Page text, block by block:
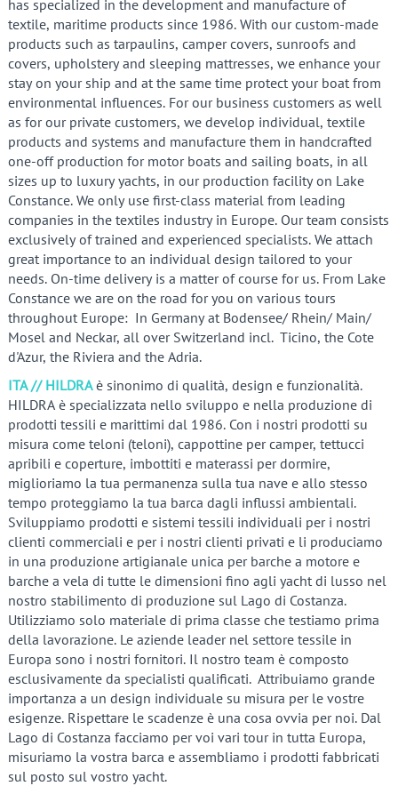
has specialized in the development and manufacture of
textile, maritime products since 1986. With our custom-made
products such as tarpaulins, camper covers, sunroofs and
covers, upholstery and sleeping mattresses, we enhance your
stay on your ship and at the same time protect your boat from
environmental influences. For our business customers as well
as for our private customers, we develop individual, textile
products and systems and manufacture them in handcrafted
one-off production for motor boats and sailing boats, in all
sizes up to luxury yachts, in our production facility on Lake
Constance. We only use first-class material from leading
companies in the textiles industry in Europe. Our team consists
exclusively of trained and experienced specialists. We attach
great importance to an individual design tailored to your
needs. On-time delivery is a matter of course for us. From Lake
Constance we are on the road for you on various tours
throughout Europe: In Germany at Bodensee/ Rhein/ Main/
Mosel and Neckar, all over Switzerland incl. Ticino, the Cote
d'Azur, the Riviera and the Adria.
ITA // HILDRAè sinonimo di qualità, design e funzionalità.
HILDRA è specializzata nello sviluppo e nella produzione di
prodotti tessili e marittimi dal 1986. Con i nostri prodotti su
misura come teloni (teloni), cappottine per camper, tettucci
apribili e coperture, imbottiti e materassi per dormire,
miglioriamo la tua permanenza sulla tua nave e allo stesso
tempo proteggiamo la tua barca dagli influssi ambientali.
Sviluppiamo prodotti e sistemi tessili individuali per i nostri
clienti commerciali e per i nostri clienti privati ​​e li produciamo
in una produzione artigianale unica per barche a motore e
barche a vela di tutte le dimensioni fino agli yacht di lusso nel
nostro stabilimento di produzione sul Lago di Costanza.
Utilizziamo solo materiale di prima classe che testiamo prima
della lavorazione. Le aziende leader nel settore tessile in
Europa sono i nostri fornitori. Il nostro team è composto
esclusivamente da specialisti qualificati. Attribuiamo grande
importanza a un design individuale su misura per le vostre
esigenze. Rispettare le scadenze è una cosa ovvia per noi. Dal
Lago di Costanza facciamo per voi vari tour in tutta Europa,
misuriamo la vostra barca e assembliamo i prodotti fabbricati
sul posto sul vostro yacht.